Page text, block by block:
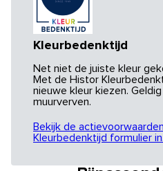
Kleurbedenktijd
Net niet de juiste kleur
Met de Histor
nieuwe kleur kiezen.
muurverven.
Bekijk de
Kleurbedenktijd formulier in.